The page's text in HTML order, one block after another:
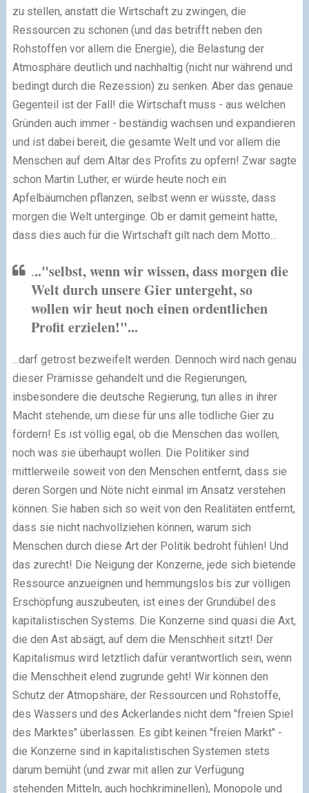
zu stellen, anstatt die Wirtschaft zu zwingen, die
Ressourcen zu schonen (und das betrifft neben den
Rohstoffen vor allem die Energie), die Belastung der
Atmosphäre deutlich und nachhaltig (nicht nur während und
bedingt durch die Rezession) zu senken. Aber das genaue
Gegenteil ist der Fall! die Wirtschaft muss - aus welchen
Gründen auch immer - beständig wachsen und expandieren
und ist dabei bereit, die gesamte Welt und vor allem die
Menschen auf dem Altar des Profits zu opfern! Zwar sagte
schon Martin Luther, er würde heute noch ein
Apfelbäumchen pflanzen, selbst wenn er wüsste, dass
morgen die Welt unterginge. Ob er damit gemeint hatte,
dass dies auch für die Wirtschaft gilt nach dem Motto...
..."selbst, wenn wir wissen, dass morgen die
Welt durch unsere Gier untergeht, so
wollen wir heut noch einen ordentlichen
Profit erzielen!"...
...darf getrost bezweifelt werden. Dennoch wird nach genau
dieser Prämisse gehandelt und die Regierungen,
insbesondere die deutsche Regierung, tun alles in ihrer
Macht stehende, um diese für uns alle tödliche Gier zu
fördern! Es ist völlig egal, ob die Menschen das wollen,
noch was sie überhaupt wollen. Die Politiker sind
mittlerweile soweit von den Menschen entfernt, dass sie
deren Sorgen und Nöte nicht einmal im Ansatz verstehen
können. Sie haben sich so weit von den Realitäten entfernt,
dass sie nicht nachvollziehen können, warum sich
Menschen durch diese Art der Politik bedroht fühlen! Und
das zurecht! Die Neigung der Konzerne, jede sich bietende
Ressource anzueignen und hemmungslos bis zur völligen
Erschöpfung auszubeuten, ist eines der Grundübel des
kapitalistischen Systems. Die Konzerne sind quasi die Axt,
die den Ast absägt, auf dem die Menschheit sitzt! Der
Kapitalismus wird letztlich dafür verantwortlich sein, wenn
die Menschheit elend zugrunde geht! Wir können den
Schutz der Atmopshäre, der Ressourcen und Rohstoffe,
des Wassers und des Ackerlandes nicht dem "freien Spiel
des Marktes" überlassen. Es gibt keinen "freien Markt" -
die Konzerne sind in kapitalistischen Systemen stets
darum bemüht (und zwar mit allen zur Verfügung
stehenden Mitteln, auch hochkriminellen), Monopole und